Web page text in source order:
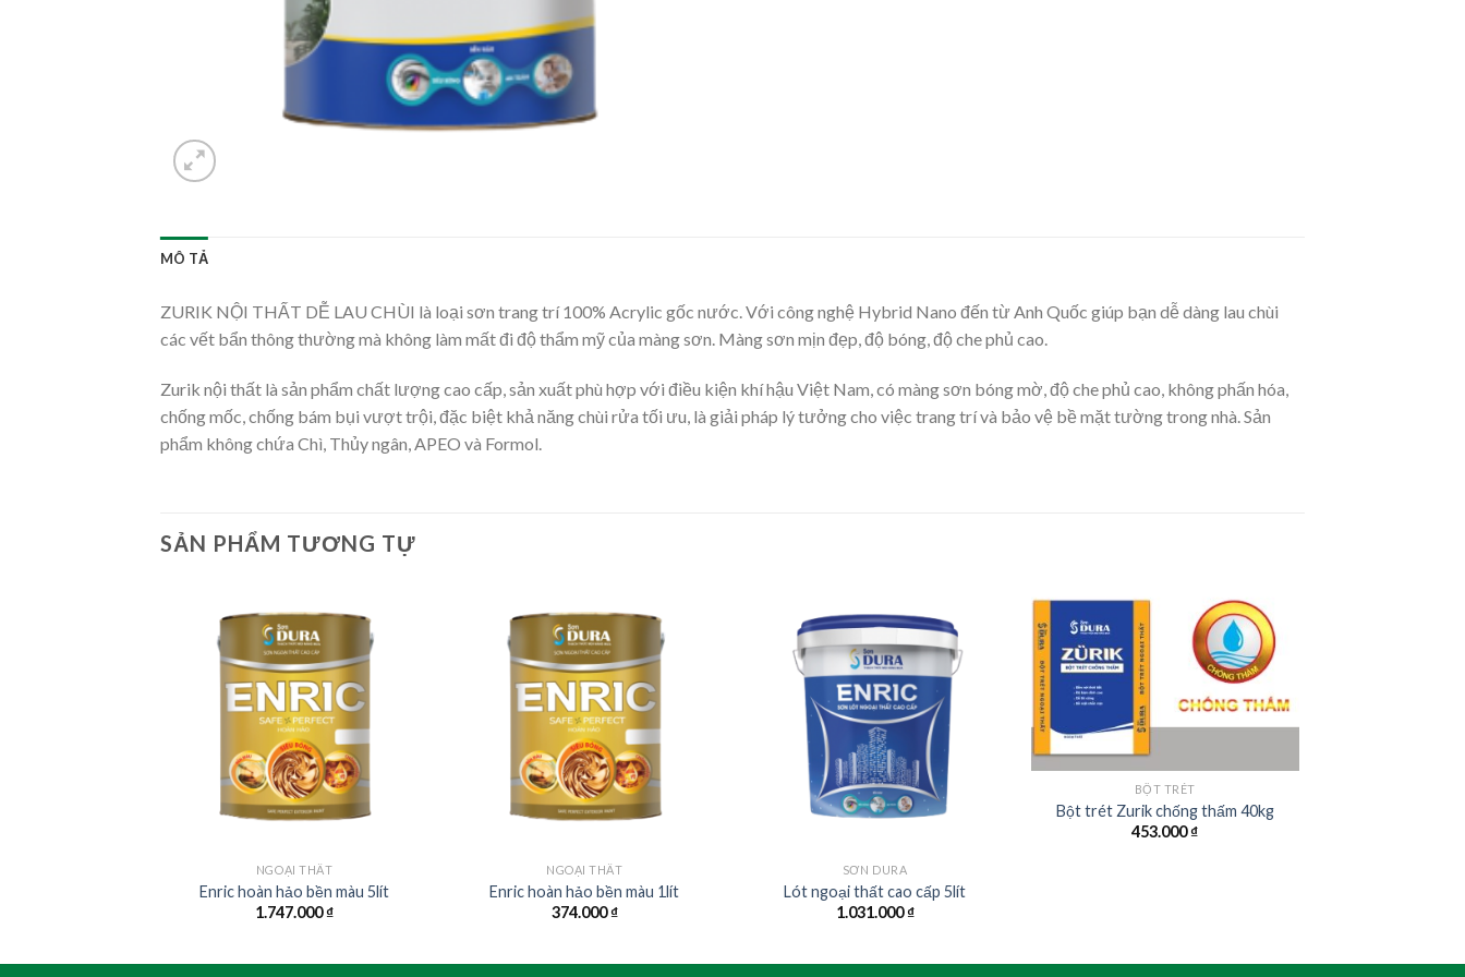
MÔ TẢ
ZURIK NỘI THẤT DỄ LAU CHÙI là loại sơn trang trí 100% Acrylic gốc nước. Với công nghệ Hybrid Nano đến từ Anh Quốc giúp bạn dễ dàng lau chùi
các vết bẩn thông thường mà không làm mất đi độ thẩm mỹ của màng sơn. Màng sơn mịn đẹp, độ bóng, độ che phủ cao.
Zurik nội thất là sản phẩm chất lượng cao cấp, sản xuất phù hợp với điều kiện khí hậu Việt Nam, có màng sơn bóng mờ, độ che phủ cao, không phấn hóa,
chống mốc, chống bám bụi vượt trội, đặc biệt khả năng chùi rửa tối ưu, là giải pháp lý tưởng cho việc trang trí và bảo vệ bề mặt tường trong nhà. Sản
phẩm không chứa Chì, Thủy ngân, APEO và Formol.
SẢN PHẨM TƯƠNG TỰ
NGOẠI THẤT
Enric hoàn hảo bền màu 5lít
1.747.000₫
NGOẠI THẤT
Enric hoàn hảo bền màu 1lít
374.000₫
SƠN DURA
Lót ngoại thất cao cấp 5lít
1.031.000₫
BỘT TRÉT
Bột trét Zurik chống thấm 40kg
453.000₫